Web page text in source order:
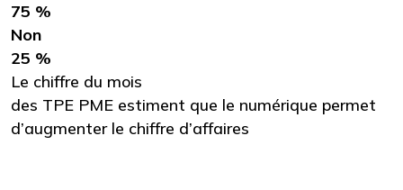
75 %
Non
25 %
Le chiffre du mois
des TPE PME estiment que le numérique permet
d’augmenter le chiffre d’affaires